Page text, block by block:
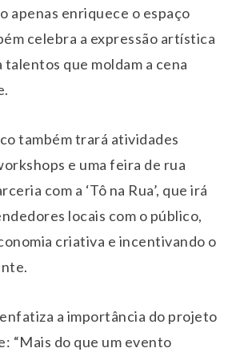
apenas enriquece o espaço
celebra a expressão artística
talentos que moldam a cena
também trará atividades
e uma feira de rua
com a ‘Tô na Rua’, que irá
locais com o público,
criativa e incentivando o
a importância do projeto
“Mais do que um evento